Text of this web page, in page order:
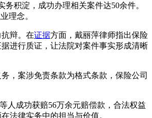
积淀，成功办理相关案件达50余件。
理念。
辩。在证据方面，戴丽萍律师指出保险
进行质证，让法院对案件事实形成清晰
，案涉免责条款为格式条款，保险公司
人成功获赔56万余元赔偿款，合法权益
法律实务中的担当与价值。